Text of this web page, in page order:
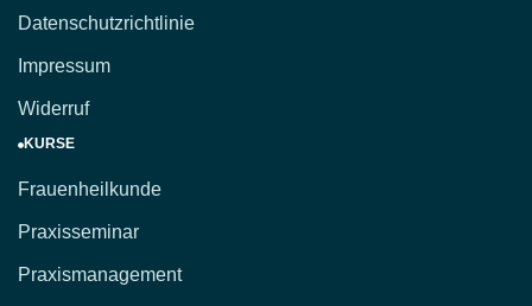
Datenschutzrichtlinie
Impressum
Widerruf
KURSE
Frauenheilkunde
Praxisseminar
Praxismanagement